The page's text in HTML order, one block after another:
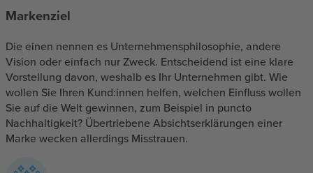
Markenziel
Die einen nennen es Unternehmensphilosophie, andere
Vision oder einfach nur Zweck. Entscheidend ist eine klare
Vorstellung davon, weshalb es Ihr Unternehmen gibt. Wie
wollen Sie Ihren Kund:innen helfen, welchen Einfluss wollen
Sie auf die Welt gewinnen, zum Beispiel in puncto
Nachhaltigkeit? Übertriebene Absichtserklärungen einer
Marke wecken allerdings Misstrauen.